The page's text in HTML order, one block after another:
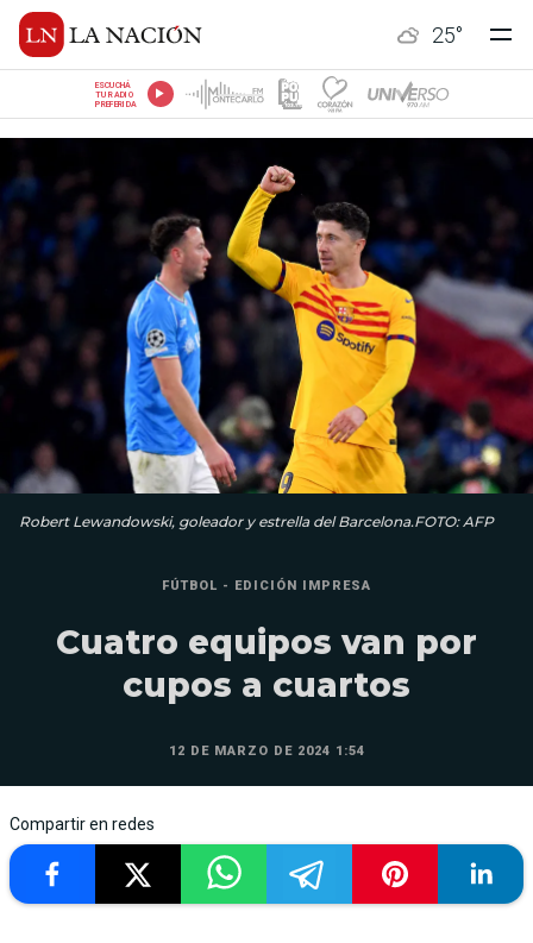
25°
ESCUCHÁ
TU RADIO
PREFERIDA
Robert Lewandowski, goleador y estrella del Barcelona.FOTO: AFP
FÚTBOL - EDICIÓN IMPRESA
Cuatro equipos van por
cupos a cuartos
12 DE MARZO DE 2024 1:54
Compartir en redes